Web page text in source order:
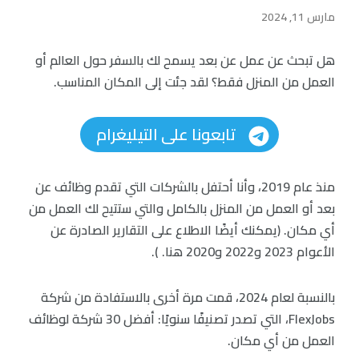
مارس 11, 2024
هل تبحث عن عمل عن بعد يسمح لك بالسفر حول العالم أو
العمل من المنزل فقط؟ لقد جئت إلى المكان المناسب.
تابعونا على التيليغرام
منذ عام 2019، وأنا أحتفل بالشركات التي تقدم وظائف عن
بعد أو العمل من المنزل بالكامل والتي ستتيح لك العمل من
أي مكان. (يمكنك أيضًا الاطلاع على التقارير الصادرة عن
الأعوام 2023 و2022 و2020 هنا. ).
بالنسبة لعام 2024، قمت مرة أخرى بالاستفادة من شركة
FlexJobs، التي تصدر تصنيفًا سنويًا: أفضل 30 شركة لوظائف
العمل من أي مكان.